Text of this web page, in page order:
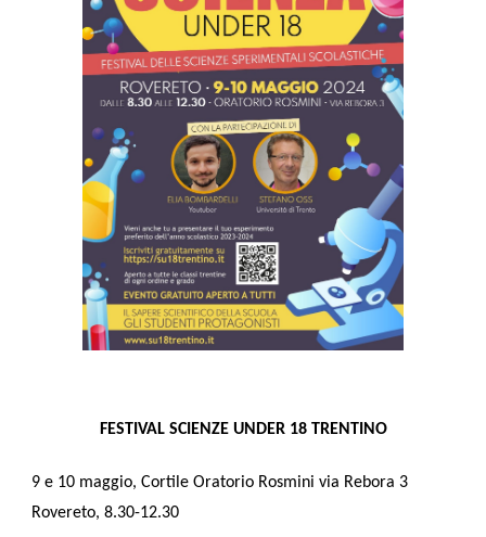
FESTIVAL SCIENZE UNDER 18 TRENTINO
9 e 10 maggio, Cortile Oratorio Rosmini via Rebora 3
Rovereto, 8.30-12.30